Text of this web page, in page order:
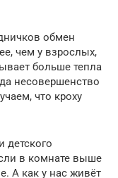
обмен
чем у взрослых,
больше тепла
несовершенство
что кроху
детского
в комнате выше
А как у нас живёт